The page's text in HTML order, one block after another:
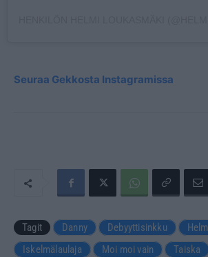
Seuraa Gekkosta Instagramissa
Tagit Danny Debyyttisinkku
Iskelmälaulaja
Moi moi vain Taiska